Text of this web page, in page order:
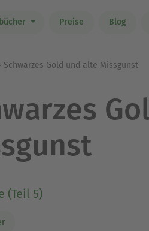
Preise Blog
Schwarzes Gold und alte Missgunst
(Teil 5)